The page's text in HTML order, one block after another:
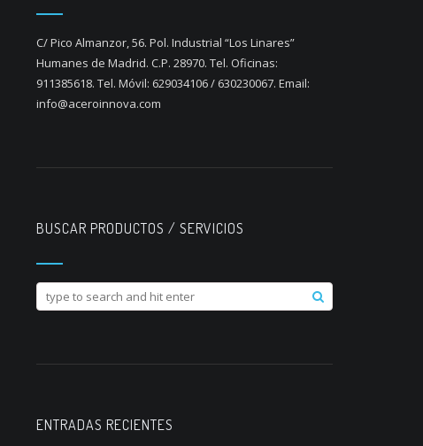
C/ Pico Almanzor, 56. Pol. Industrial “Los Linares”
Humanes de Madrid. C.P. 28970. Tel. Oficinas:
911385618. Tel. Móvil: 629034106 / 630230067. Email:
info@aceroinnova.com
BUSCAR PRODUCTOS / SERVICIOS
ENTRADAS RECIENTES